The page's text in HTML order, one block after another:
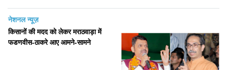
नेशनल न्यूज़
किसानों की मदद को लेकर मराठवाड़ा में
फडणवीस-ठाकरे आए आमने-सामने